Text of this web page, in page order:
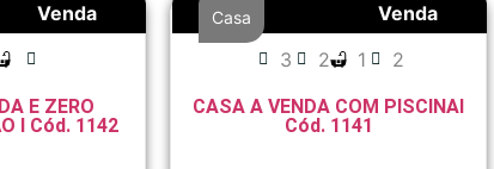
Venda
E ZERO
I Cód. 1142
Venda
Casa
3 2 1 2
CASA A VENDA COM PISCINAI
Cód. 1141